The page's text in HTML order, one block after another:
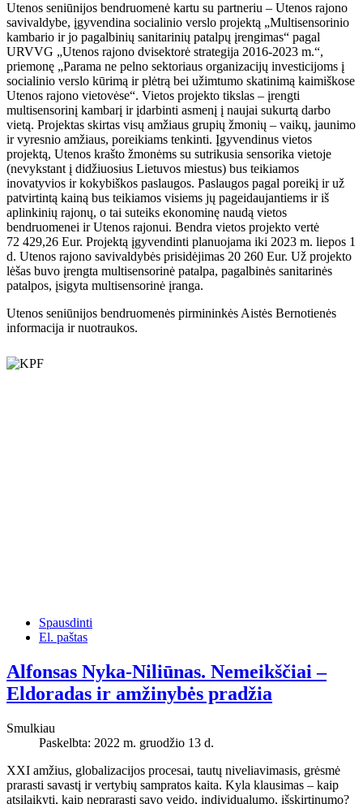
Utenos seniūnijos bendruomenė kartu su partneriu – Utenos rajono
savivaldybe, įgyvendina socialinio verslo projektą „Multisensorinio
kambario ir jo pagalbinių sanitarinių patalpų įrengimas“ pagal
URVVG „Utenos rajono dvisektorė strategija 2016-2023 m.“,
priemonę „Parama ne pelno sektoriaus organizacijų investicijoms į
socialinio verslo kūrimą ir plėtrą bei užimtumo skatinimą kaimiškose
Utenos rajono vietovėse“. Vietos projekto tikslas – įrengti
multisensorinį kambarį ir įdarbinti asmenį į naujai sukurtą darbo
vietą. Projektas skirtas visų amžiaus grupių žmonių – vaikų, jaunimo
ir vyresnio amžiaus, poreikiams tenkinti. Įgyvendinus vietos
projektą, Utenos krašto žmonėms su sutrikusia sensorika vietoje
(nevykstant į didžiuosius Lietuvos miestus) bus teikiamos
inovatyvios ir kokybiškos paslaugos. Paslaugos pagal poreikį ir už
patvirtintą kainą bus teikiamos visiems jų pageidaujantiems ir iš
aplinkinių rajonų, o tai suteiks ekonominę naudą vietos
bendruomenei ir Utenos rajonui. Bendra vietos projekto vertė
72 429,26 Eur. Projektą įgyvendinti planuojama iki 2023 m. liepos 1
d. Utenos rajono savivaldybės prisidėjimas 20 260 Eur. Už projekto
lėšas buvo įrengta multisensorinė patalpa, pagalbinės sanitarinės
patalpos, įsigyta multisensorinė įranga.
Utenos seniūnijos bendruomenės pirmininkės Aistės Bernotienės
informacija ir nuotraukos.
Spausdinti
El. paštas
Alfonsas Nyka-Niliūnas. Nemeikščiai –
Eldoradas ir amžinybės pradžia
Smulkiau
Paskelbta: 2022 m. gruodžio 13 d.
XXI amžius, globalizacijos procesai, tautų niveliavimasis, grėsmė
prarasti savastį ir vertybių sampratos kaita. Kyla klausimas – kaip
atsilaikyti, kaip neprarasti savo veido, individualumo, išskirtinumo?